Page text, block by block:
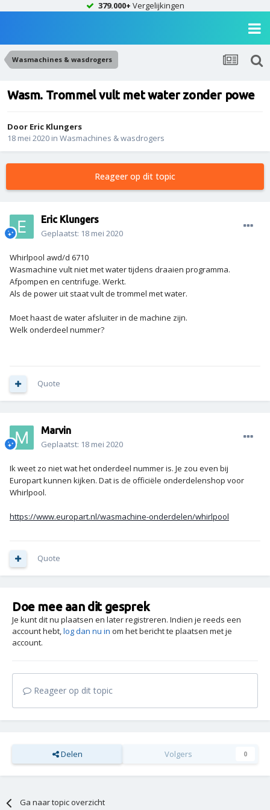
379.000+ Vergelijkingen
Wasmachines & wasdrogers
Wasm. Trommel vult met water zonder powe
Door Eric Klungers
18 mei 2020 in Wasmachines & wasdrogers
Reageer op dit topic
Eric Klungers
Geplaatst: 18 mei 2020
Whirlpool awd/d 6710
Wasmachine vult niet met water tijdens draaien programma.
Afpompen en centrifuge. Werkt.
Als de power uit staat vult de trommel met water.
Moet haast de water afsluiter in de machine zijn.
Welk onderdeel nummer?
Quote
Marvin
Geplaatst: 18 mei 2020
Ik weet zo niet wat het onderdeel nummer is. Je zou even bij
Europart kunnen kijken. Dat is de officiële onderdelenshop voor
Whirlpool.
https://www.europart.nl/wasmachine-onderdelen/whirlpool
Quote
Doe mee aan dit gesprek
Je kunt dit nu plaatsen en later registreren. Indien je reeds een
account hebt,log dan nu in om het bericht te plaatsen met je
account.
Reageer op dit topic
Delen Volgers 0
Ga naar topic overzicht